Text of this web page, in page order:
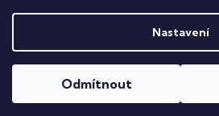
Nastavení
Odmítnout
Copyright 2026Dastech s.r.o..
Upravit nastavení